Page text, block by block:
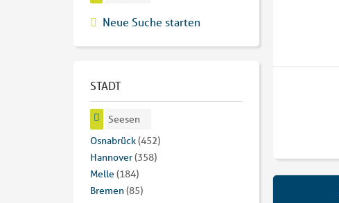
Neue Suche starten
STADT
Seesen
Osnabrück(452)
Hannover(358)
Melle (184)
Bremen(85)